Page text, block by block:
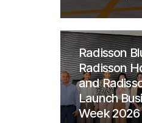
Radisson
Radisson
and
Launch
Week